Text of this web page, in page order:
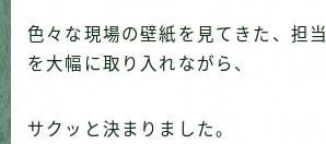
色々な現場の壁紙を見てきた、担
を大幅に取り入れながら、
サクッと決まりました。